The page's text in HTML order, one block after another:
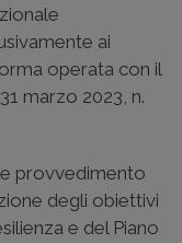
ai
operata con il
marzo 2023, n.
provvedimento
degli obiettivi
e del Piano